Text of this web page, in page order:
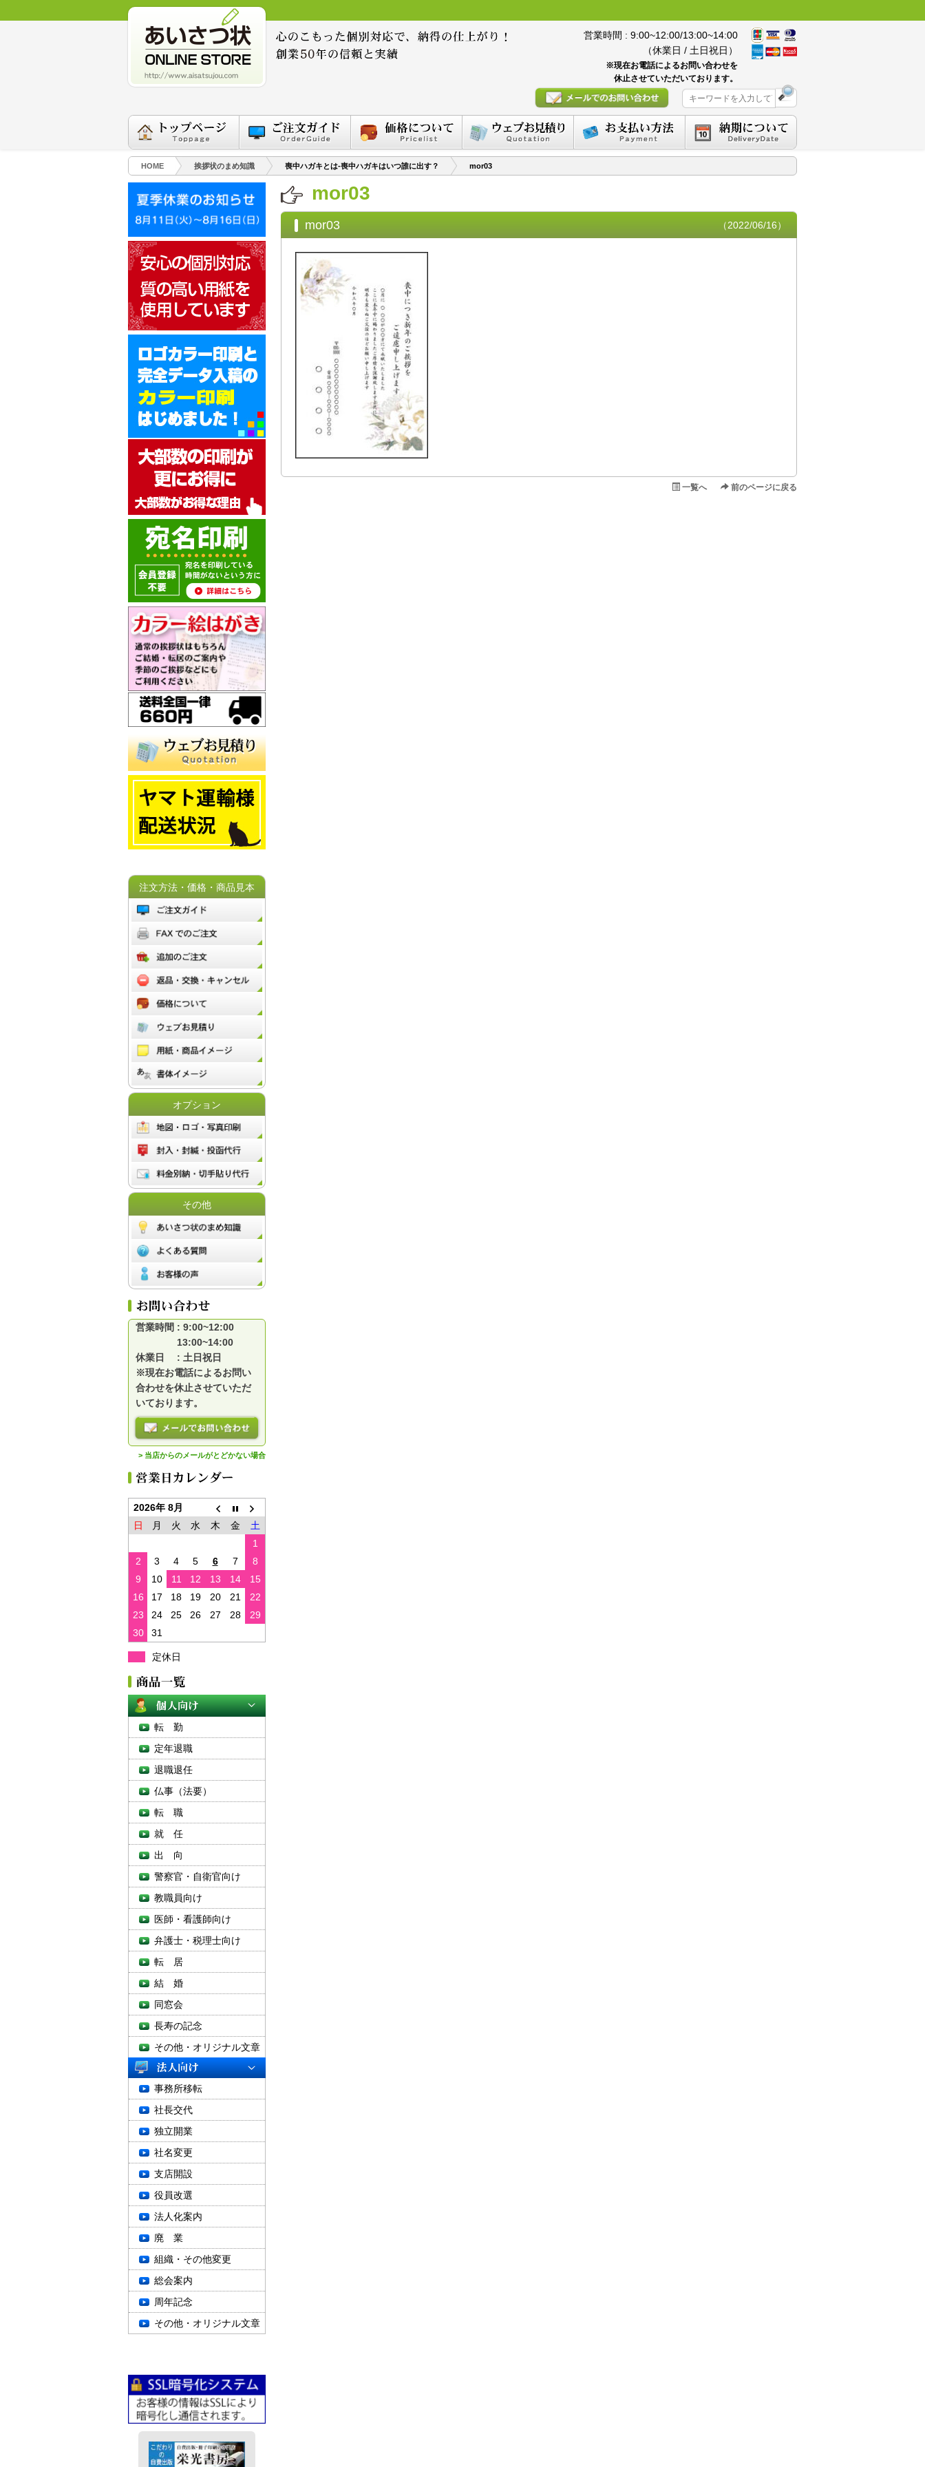
営業時間 : 9:00~12:00/13:00~14:00
（休業日 / 土日祝日）
※現在お電話によるお問い合わせを
休止させていただいております。
HOME 挨拶状のまめ知識 喪中ハガキとは-喪中ハガキはいつ誰に出す？ mor03
mor03
mor03 （2022/06/16）
一覧へ 前のページに戻る
注文方法・価格・商品見本
オプション
その他
営業時間 : 9:00~12:00
13:00~14:00
休業日 : 土日祝日
※現在お電話によるお問い
合わせを休止させていただ
いております。
> 当店からのメールがとどかない場合
2026年 8月
日
月 火 水 木 金
土
1
2
3 4 5 6 7
8
9
10 11 12 13 14
15
16
17 18 19 20 21
22
23
24 25 26 27 28
29
30
31
定休日
転 勤
定年退職
退職退任
仏事（法要）
転 職
就 任
出 向
警察官・自衛官向け
教職員向け
医師・看護師向け
弁護士・税理士向け
転 居
結 婚
同窓会
長寿の記念
その他・オリジナル文章
事務所移転
社長交代
独立開業
社名変更
支店開設
役員改選
法人化案内
廃 業
組織・その他変更
総会案内
周年記念
その他・オリジナル文章